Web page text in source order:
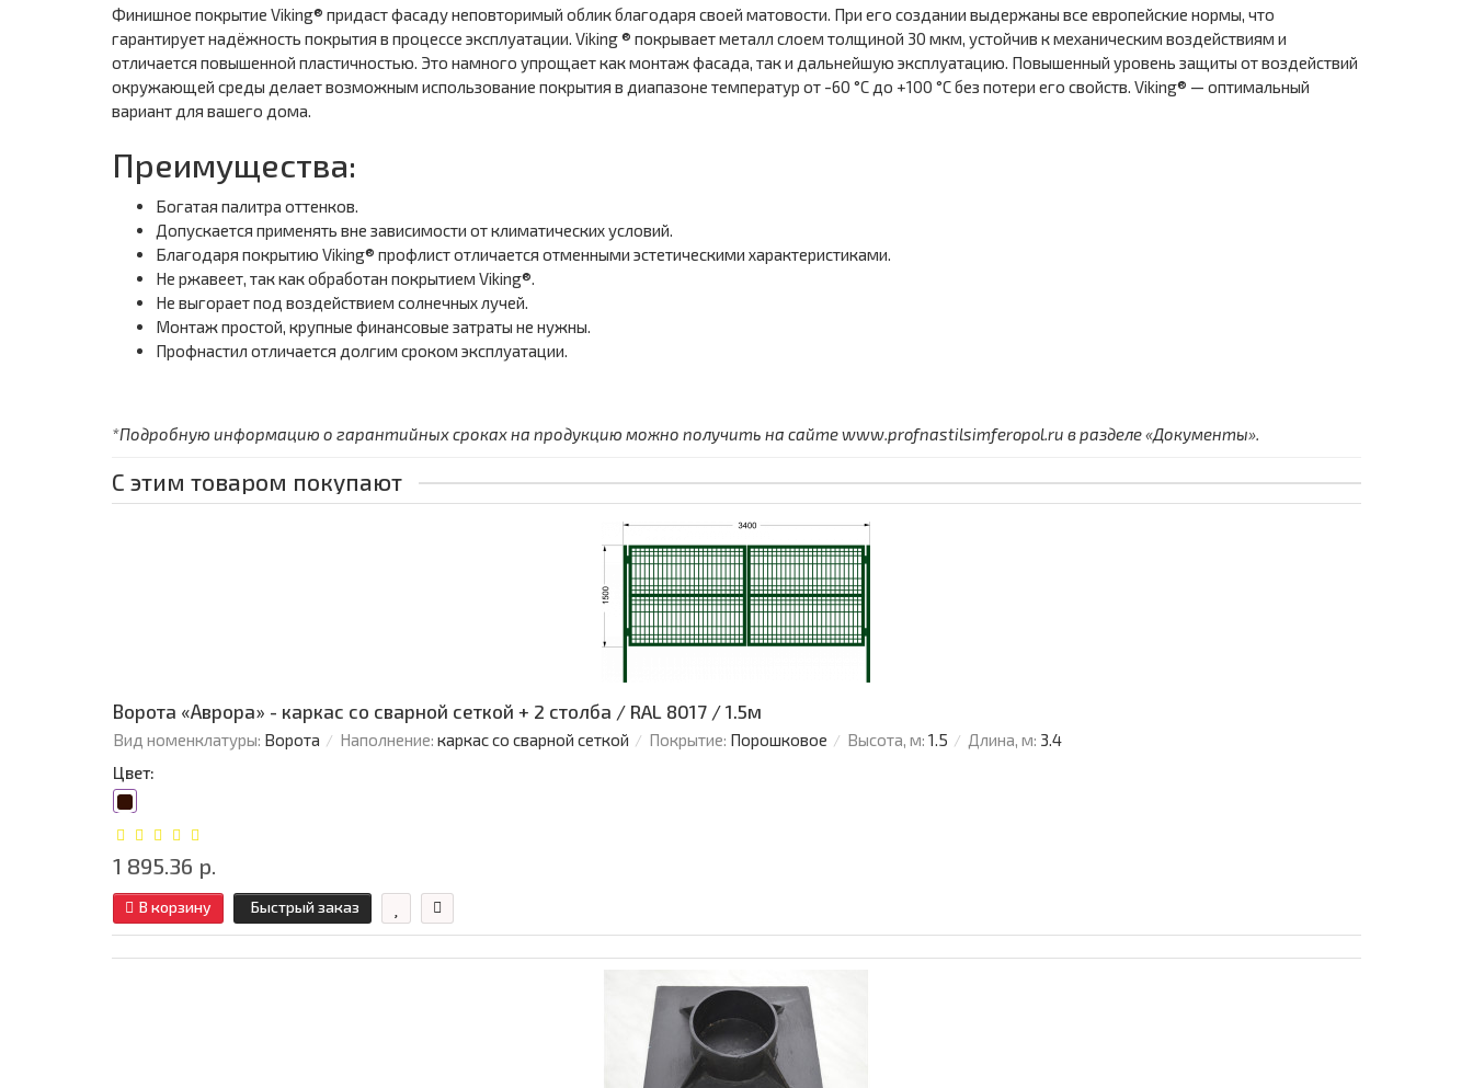
Финишное покрытие Viking® придаст фасаду неповторимый облик благодаря своей матовости. При его создании выдержаны все европейские нормы, что
гарантирует надёжность покрытия в процессе эксплуатации. Viking ® покрывает металл слоем толщиной 30 мкм, устойчив к механическим воздействиям и
отличается повышенной пластичностью. Это намного упрощает как монтаж фасада, так и дальнейшую эксплуатацию. Повышенный уровень защиты от воздействий
окружающей среды делает возможным использование покрытия в диапазоне температур от -60 °С до +100 °С без потери его свойств. Viking® — оптимальный
вариант для вашего дома.
Преимущества:
Богатая палитра оттенков.
Допускается применять вне зависимости от климатических условий.
Благодаря покрытию Viking® профлист отличается отменными эстетическими характеристиками.
Не ржавеет, так как обработан покрытием Viking®.
Не выгорает под воздействием солнечных лучей.
Монтаж простой, крупные финансовые затраты не нужны.
Профнастил отличается долгим сроком эксплуатации.
*Подробную информацию о гарантийных сроках на продукцию можно получить на сайте www.profnastilsimferopol.ru в разделе «Документы».
С этим товаром покупают
Ворота «Аврора» - каркас со сварной сеткой + 2 столба / RAL 8017 / 1.5м
Вид номенклатуры: Ворота Наполнение: каркас со сварной сеткой Покрытие: Порошковое Высота, м: 1.5 Длина, м: 3.4
Цвет:
1 895.36 р.
В корзину Быстрый заказ